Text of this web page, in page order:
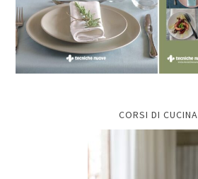
CORSI DI CUCINA